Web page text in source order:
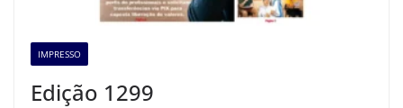
IMPRESSO
Edição 1299